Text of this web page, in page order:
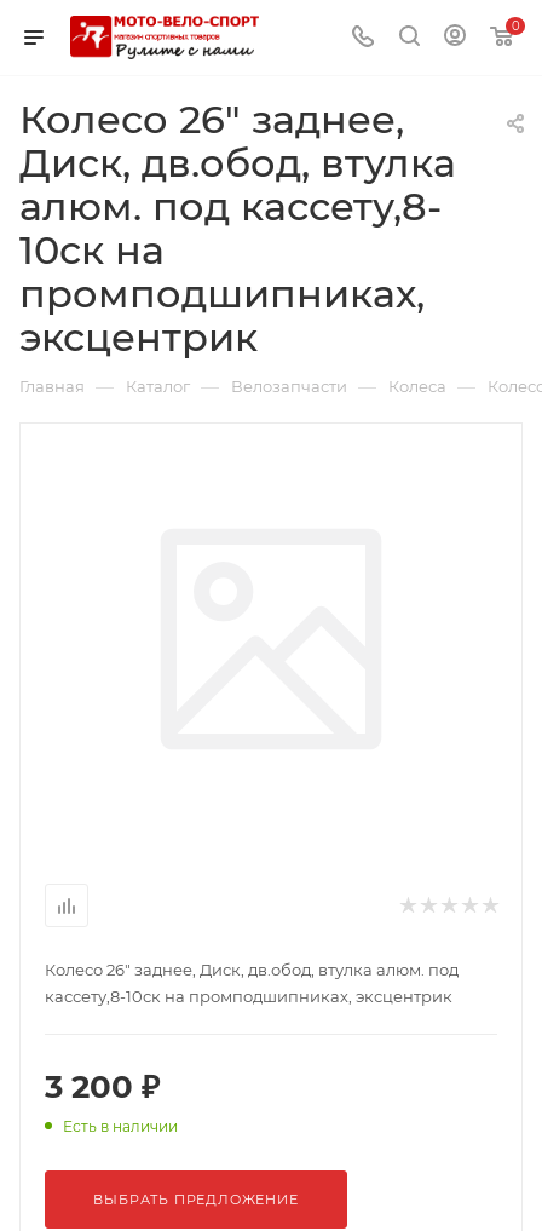
0
Колесо 26" заднее,
Диск, дв.обод, втулка
алюм. под кассету,8-
10ск на
промподшипниках,
эксцентрик
Главная — Каталог — Велозапчасти — Колеса —
Колесо 26" заднее, Диск, дв.обод, втулка алюм. под
кассету,8-10ск на промподшипниках, эксцентрик
3 200 ₽
Есть в наличии
ВЫБРАТЬ ПРЕДЛОЖЕНИЕ